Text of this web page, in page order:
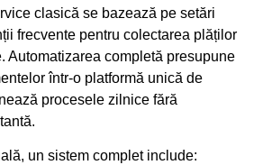
clasică se bazează pe setări
frecvente pentru colectarea plăților
Automatizarea completă presupune
într-o platformă unică de
procesele zilnice fără
un sistem complet include: